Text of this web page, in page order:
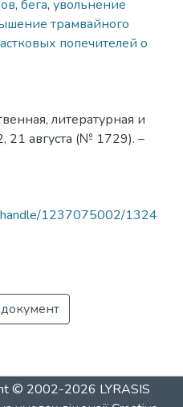
, бега, увольнение
трамвайного
попечителей о
литературная и
21 августа (№ 1729). –
handle/1237075002/1324
© 2002-2026 LYRASIS